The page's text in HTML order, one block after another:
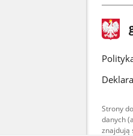
stopka
gov.pl
Strony
danych
znajdują